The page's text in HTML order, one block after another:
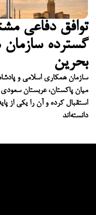
توافق دفاعی
گسترده
بحرین
سازمان همکاری اسلامی و
میان پاکستان، عربستان
استقبال کرده و آن را یکی از
دانسته‌اند